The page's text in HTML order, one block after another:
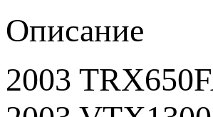
Описание
2003